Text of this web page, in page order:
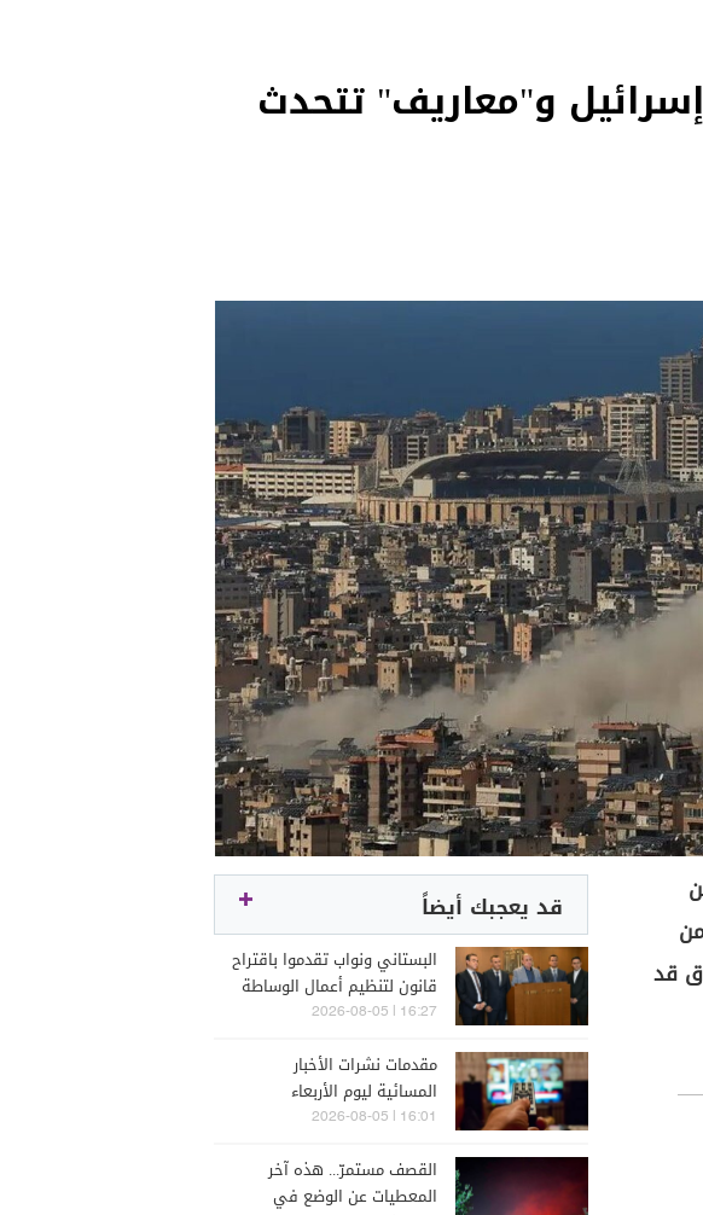
و"معاريف" تتحدث
قد
قد يعجبك أيضاً
البستاني ونواب تقدموا باقتراح
قانون لتنظيم أعمال الوساطة
والتمثيل في مجال التأمين
16:27 | 2026-08-05
مقدمات نشرات الأخبار
المسائية ليوم الأربعاء
5/8/2026
16:01 | 2026-08-05
القصف مستمرّ... هذه آخر
المعطيات عن الوضع في